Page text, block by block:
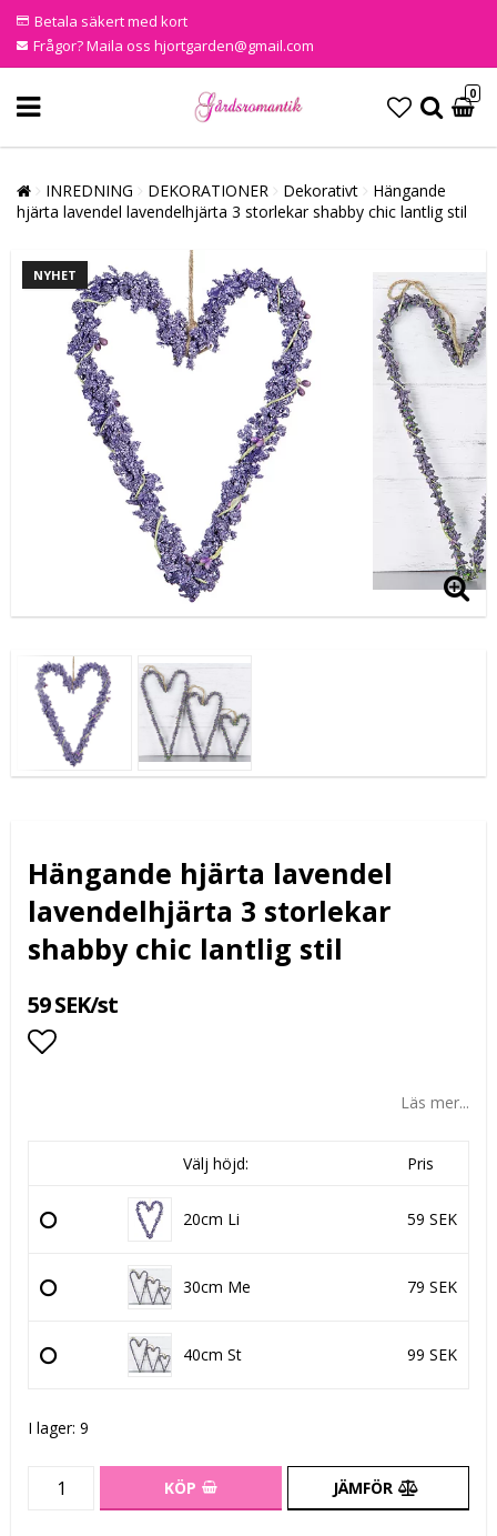
Betala säkert med kort
Frågor? Maila oss hjortgarden@gmail.com
0
INREDNING DEKORATIONER Dekorativt
Hängande
hjärta lavendel lavendelhjärta 3 storlekar shabby chic lantlig stil
NYHET
Hängande hjärta lavendel
lavendelhjärta 3 storlekar
shabby chic lantlig stil
59 SEK/st
Läs mer...
Välj höjd: Pris
20cm Li 59 SEK
30cm Me 79 SEK
40cm St 99 SEK
I lager: 9
KÖP JÄMFÖR